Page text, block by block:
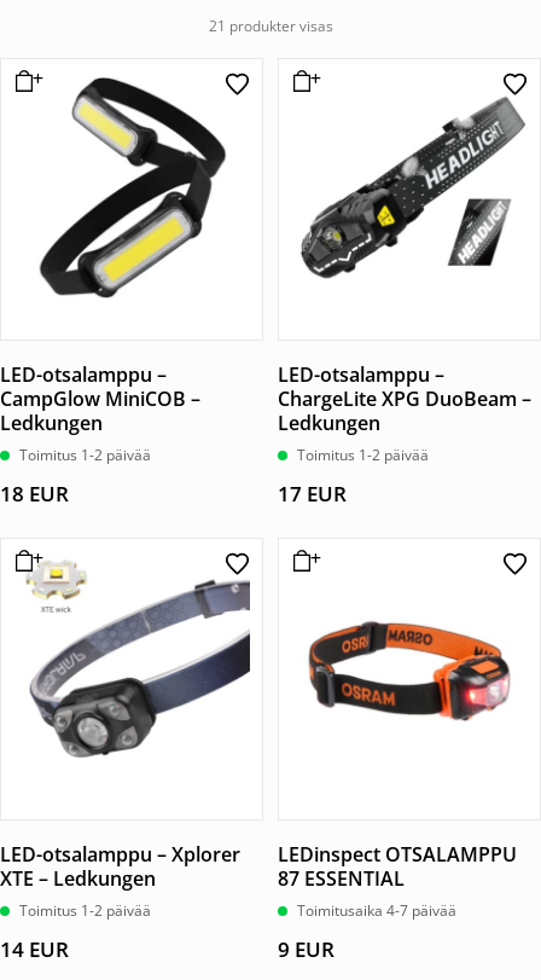
21 produkter visas
LED-otsalamppu –
CampGlow MiniCOB –
Ledkungen
Toimitus 1-2 päivää
18 EUR
LED-otsalamppu –
ChargeLite XPG DuoBeam –
Ledkungen
Toimitus 1-2 päivää
17 EUR
LED-otsalamppu – Xplorer
XTE – Ledkungen
Toimitus 1-2 päivää
14 EUR
LEDinspect OTSALAMPPU
87 ESSENTIAL
Toimitusaika 4-7 päivää
9 EUR